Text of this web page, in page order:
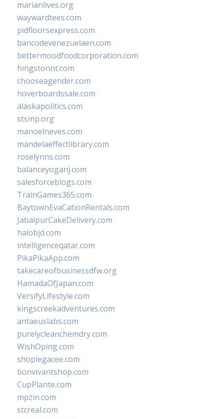
marianlives.org
waywardtees.com
pidfloorsexpress.com
bancodevenezuelaen.com
bettermoodfoodcorporation.com
hingstonnt.com
chooseagender.com
hoverboardssale.com
alaskapolitics.com
stsmp.org
manoelneves.com
mandelaeffectlibrary.com
roselynns.com
balanceyoganj.com
salesforceblogs.com
TrainGames365.com
BaytownEvaCationRentals.com
JabalpurCakeDelivery.com
halobjd.com
intelligenceqatar.com
PikaPikaApp.com
takecareofbusinessdfw.org
HamadaOfJapan.com
VersifyLifestyle.com
kingscreekadventures.com
antaeuslabs.com
purelycleanchemdry.com
WishOping.com
shoplegacee.com
bonvivantshop.com
CupPlante.com
mpzin.com
stcreal.com